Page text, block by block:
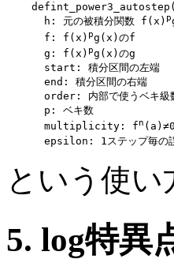
      h: 元の被積分関数 f(x)
p
      f: f(x)
pg(x)のf
      g: f(x)
pg(x)のg
      start: 積分区間の左端
      end: 積分区間の右端
order: 内部で使うベキ級
      p: ベキ数
      multiplicity: f
n
という使い
5. log特異